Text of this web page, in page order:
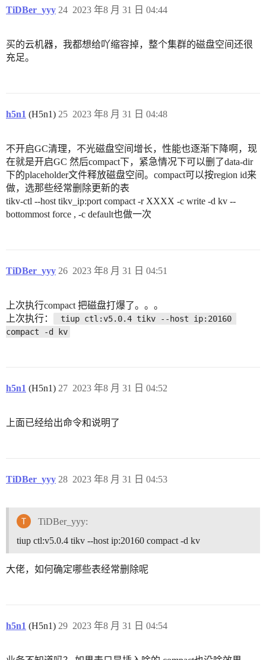
TiDBer_yyy 2023 年8 月 31 日 04:44
24
买的云机器，我都想给吖缩容掉，整个集群的磁盘空间还很
充足。
h5n1 (H5n1) 2023 年8 月 31 日 04:48
25
不开启GC清理，不光磁盘空间增长，性能也逐渐下降啊，现
在就是开启GC 然后compact下，紧急情况下可以删了data-dir
下的placeholder文件释放磁盘空间。compact可以按region id来
做，选那些经常删除更新的表
tikv-ctl --host tikv_ip:port compact -r XXXX -c write -d kv --
bottommost force , -c default也做一次
TiDBer_yyy 2023 年8 月 31 日 04:51
26
上次执行compact 把磁盘打爆了。。。
上次执行：
tiup ctl:v5.0.4 tikv --host ip:20160
compact -d kv
h5n1 (H5n1) 2023 年8 月 31 日 04:52
27
上面已经给出命令和说明了
TiDBer_yyy 2023 年8 月 31 日 04:53
28
TiDBer_yyy:
tiup ctl:v5.0.4 tikv --host ip:20160 compact -d kv
大佬，如何确定哪些表经常删除呢
h5n1 (H5n1) 2023 年8 月 31 日 04:54
29